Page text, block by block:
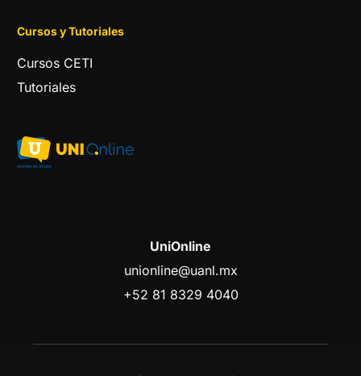
Cursos y Tutoriales
Cursos CETI
Tutoriales
UniOnline
unionline@uanl.mx
+52 81 8329 4040